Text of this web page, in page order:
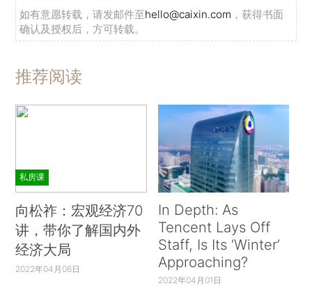
如有意愿转载，请发邮件至hello@caixin.com ，获得书面
确认及授权后，方可转载。
推荐阅读
私房课
向松祚：宏观经济70
讲，带你了解国内外
经济大局
2022年04月06日
In Depth: As
Tencent Lays Off
Staff, Is Its ‘Winter’
Approaching?
2022年04月01日